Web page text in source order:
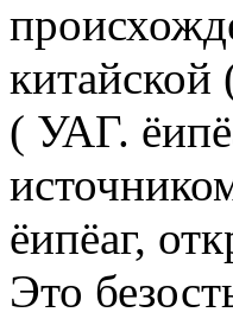
( УАГ.
ёипёаг,
Это